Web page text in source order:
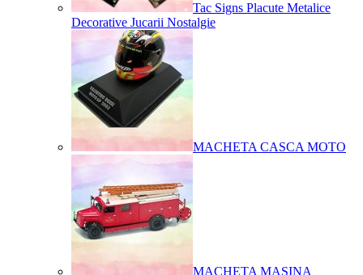
Tac Signs Placute Metalice
Decorative Jucarii Nostalgie
MACHETA CASCA MOTO
MACHETA MASINA